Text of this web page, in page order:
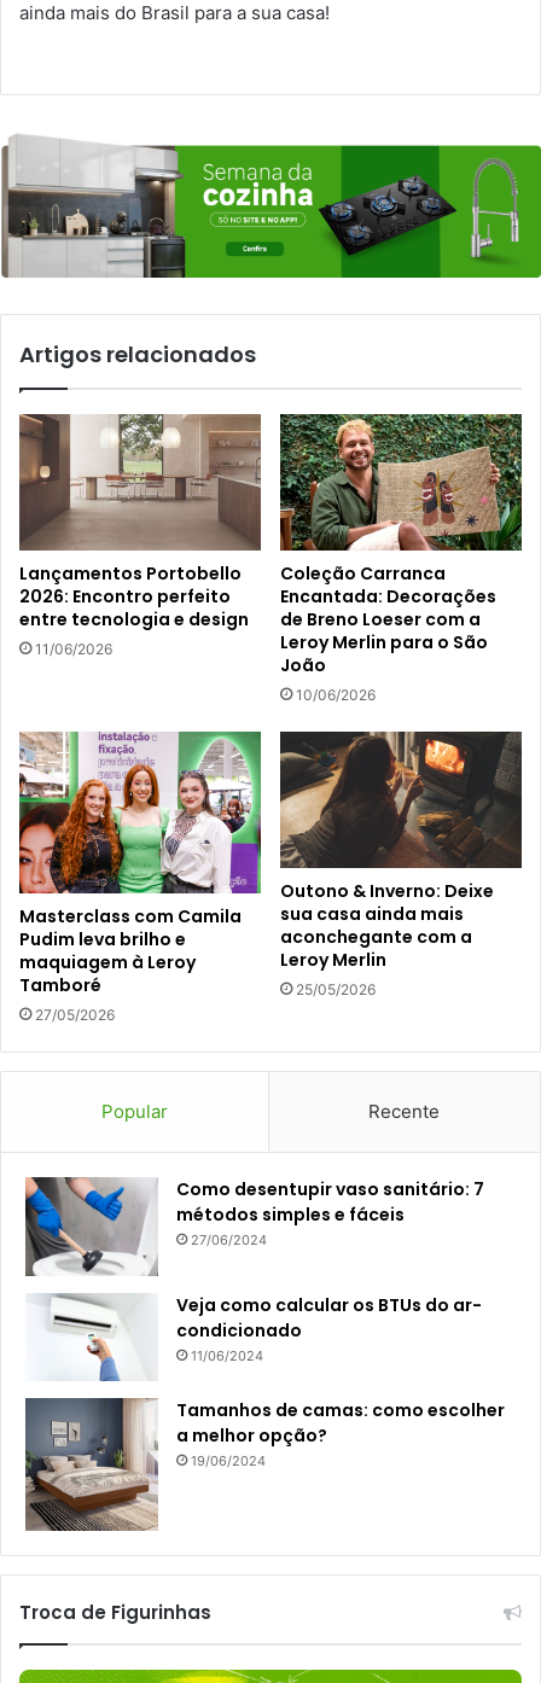
ainda mais do Brasil para a sua casa!
Artigos relacionados
Lançamentos Portobello
2026: Encontro perfeito
entre tecnologia e design
11/06/2026
Coleção Carranca
Encantada: Decorações
de Breno Loeser com a
Leroy Merlin para o São
João
10/06/2026
Masterclass com Camila
Pudim leva brilho e
maquiagem à Leroy
Tamboré
27/05/2026
Outono & Inverno: Deixe
sua casa ainda mais
aconchegante com a
Leroy Merlin
25/05/2026
Popular Recente
Como desentupir vaso sanitário: 7
métodos simples e fáceis
27/06/2024
Veja como calcular os BTUs do ar-
condicionado
11/06/2024
Tamanhos de camas: como escolher
a melhor opção?
19/06/2024
Troca de Figurinhas